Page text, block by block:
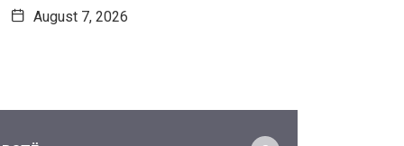
August 7, 2026